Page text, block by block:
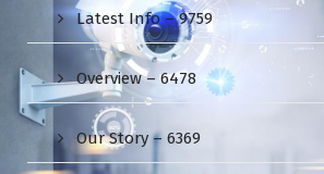
Latest Info – 9759
Overview – 6478
Our Story – 6369